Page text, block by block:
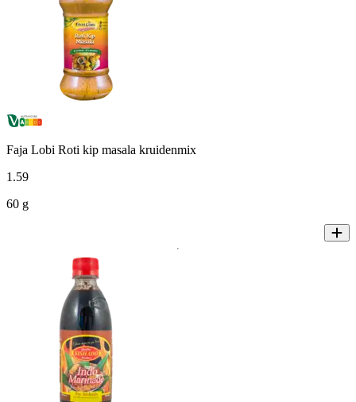
Faja Lobi Roti kip masala kruidenmix
1 .59
60 g